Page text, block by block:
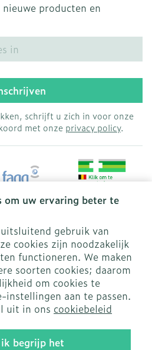
om uw ervaring beter te
gebruik van
cookies zijn noodzakelijk
functioneren. We maken
soorten cookies; daarom
om cookies te
instellingen aan te passen.
uit in ons cookiebeleid
begrijp het
producten en
schrijft u zich in voor onze
met onze privacy policy.